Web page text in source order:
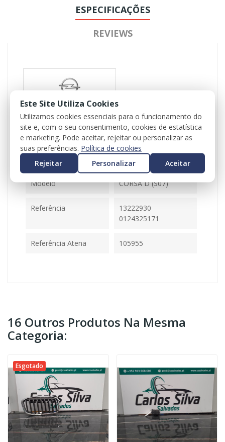
ESPECIFICAÇÕES
REVIEWS
Referência 105955
Disponível 1 Item
Ficha Informativa
Modelo CORSA D (S07)
Referência
13222930
0124325171
Referência Atena 105955
16 Outros Produtos Na Mesma
Categoria:
Esgotado
Este Site Utiliza Cookies
Utilizamos cookies essenciais para o funcionamento do
site e, com o seu consentimento, cookies de estatística
e marketing. Pode aceitar, rejeitar ou personalizar as
suas preferências. Política de cookies
Rejeitar
Personalizar Aceitar